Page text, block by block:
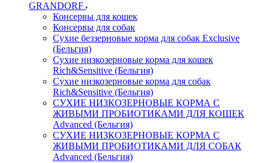
GRANDORF
Консервы для кошек
Консервы для собак
Сухие беззерновые корма для собак Exclusive
(Бельгия)
Сухие низкозерновые корма для кошек
Rich&Sensitive (Бельгия)
Сухие низкозерновые корма для собак
Rich&Sensitive (Бельгия)
СУХИЕ НИЗКОЗЕРНОВЫЕ КОРМА С
ЖИВЫМИ ПРОБИОТИКАМИ ДЛЯ КОШЕК
Advanced (Бельгия)
СУХИЕ НИЗКОЗЕРНОВЫЕ КОРМА С
ЖИВЫМИ ПРОБИОТИКАМИ ДЛЯ СОБАК
Advanced (Бельгия)